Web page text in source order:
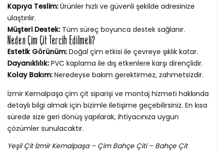
Kapıya Teslim:Ürünler hızlı ve güvenli şekilde adresinize
ulaştırılır.
Müşteri Destek:Tüm süreç boyunca destek sağlanır.
Neden Çim Çit Tercih Edilmeli?
Estetik Görünüm:Doğal çim etkisi ile çevreye şıklık katar.
Dayanıklılık:PVC kaplama ile dış etkenlere karşı dirençlidir.
Kolay Bakım:Neredeyse bakım gerektirmez, zahmetsizdir.
İzmir Kemalpaşa çim çit siparişi ve montaj hizmeti hakkında
detaylı bilgi almak için bizimle iletişime geçebilirsiniz. En kısa
sürede size geri dönüş yapılarak, ihtiyacınıza uygun
çözümler sunulacaktır.
Yeşil Çit İzmir Kemalpaşa – Çim Bahçe Çiti – Bahçe Çit